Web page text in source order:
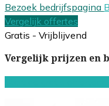
Bezoek bedrijfspagina
Vergelijk offertes
Gratis - Vrijblijvend
Vergelijk prijzen en